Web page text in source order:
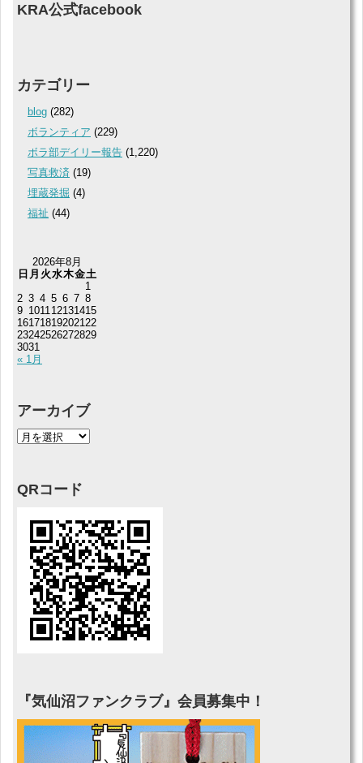
KRA公式facebook
カテゴリー
blog (282)
ボランティア (229)
ボラ部デイリー報告 (1,220)
写真救済 (19)
埋蔵発掘 (4)
福祉 (44)
2026年8月
日 月 火水木金土
« 1月
1
2 3 4 5 6 7 8
9 1011 12131415
161718192021 22
23242526272829
3031
アーカイブ
QRコード
『気仙沼ファンクラブ』会員募集中！